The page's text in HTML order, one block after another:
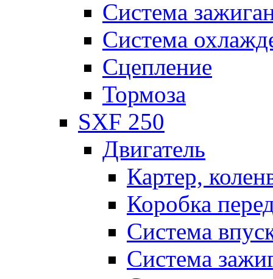
Система
Система
Сцепление
Тормоза
SXF 250
Двигатель
Картер,
Коробка
Система
Система